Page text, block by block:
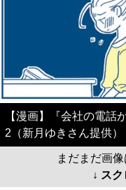
【漫画】『会社の電話
2（新月ゆきさん提供）
まだまだ画
↓ ス